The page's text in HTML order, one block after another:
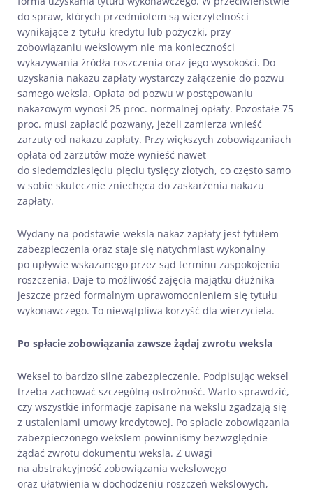
do spraw, których przedmiotem są wierzytelności
wynikające z tytułu kredytu lub pożyczki, przy
zobowiązaniu wekslowym nie ma konieczności
wykazywania źródła roszczenia oraz jego wysokości. Do
uzyskania nakazu zapłaty wystarczy załączenie do pozwu
samego weksla. Opłata od pozwu w postępowaniu
nakazowym wynosi 25 proc. normalnej opłaty. Pozostałe 75
proc. musi zapłacić pozwany, jeżeli zamierza wnieść
zarzuty od nakazu zapłaty. Przy większych zobowiązaniach
opłata od zarzutów może wynieść nawet
do siedemdziesięciu pięciu tysięcy złotych, co często samo
w sobie skutecznie zniechęca do zaskarżenia nakazu
zapłaty.
Wydany na podstawie weksla nakaz zapłaty jest tytułem
zabezpieczenia oraz staje się natychmiast wykonalny
po upływie wskazanego przez sąd terminu zaspokojenia
roszczenia. Daje to możliwość zajęcia majątku dłużnika
jeszcze przed formalnym uprawomocnieniem się tytułu
wykonawczego. To niewątpliwa korzyść dla wierzyciela.
Po spłacie zobowiązania zawsze żądaj zwrotu weksla
Weksel to bardzo silne zabezpieczenie. Podpisując weksel
trzeba zachować szczególną ostrożność. Warto sprawdzić,
czy wszystkie informacje zapisane na wekslu zgadzają się
z ustaleniami umowy kredytowej. Po spłacie zobowiązania
zabezpieczonego wekslem powinniśmy bezwzględnie
żądać zwrotu dokumentu weksla. Z uwagi
na abstrakcyjność zobowiązania wekslowego
oraz ułatwienia w dochodzeniu roszczeń wekslowych,